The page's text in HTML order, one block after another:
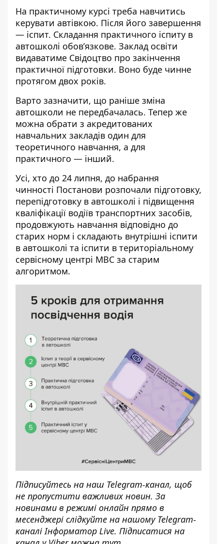
На практичному курсі треба навчитись
керувати автівкою. Після його завершення
— іспит. Складання практичного іспиту в
автошколі обов’язкове. Заклад освіти
видаватиме Свідоцтво про закінчення
практичної підготовки. Воно буде чинне
протягом двох років.
Варто зазначити, що раніше зміна
автошколи не передбачалась. Тепер же
можна обрати з акредитованих
навчальних закладів один для
теоретичного навчання, а для
практичного — інший.
Усі, хто до 24 липня, до набрання
чинності Постанови розпочали підготовку,
перепідготовку в автошколі і підвищення
кваліфікації водіїв транспортних засобів,
продовжують навчання відповідно до
старих норм і складають внутрішні іспити
в автошколі та іспити в територіальному
сервісному центрі МВС за старим
алгоритмом.
Підписуйтесь на наш Telegram-канал, щоб
не пропустити важливих новин. За
новинами в режимі онлайн прямо в
месенджері слідкуйте на нашому Telegram-
каналіІнформатор Live. Підписатися на